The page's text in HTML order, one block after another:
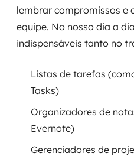
lembrar compromissos e
equipe. No nosso dia a
indispensáveis tanto no
Listas de tarefas
Tasks)
Organizadores de
Evernote)
Gerenciadores de